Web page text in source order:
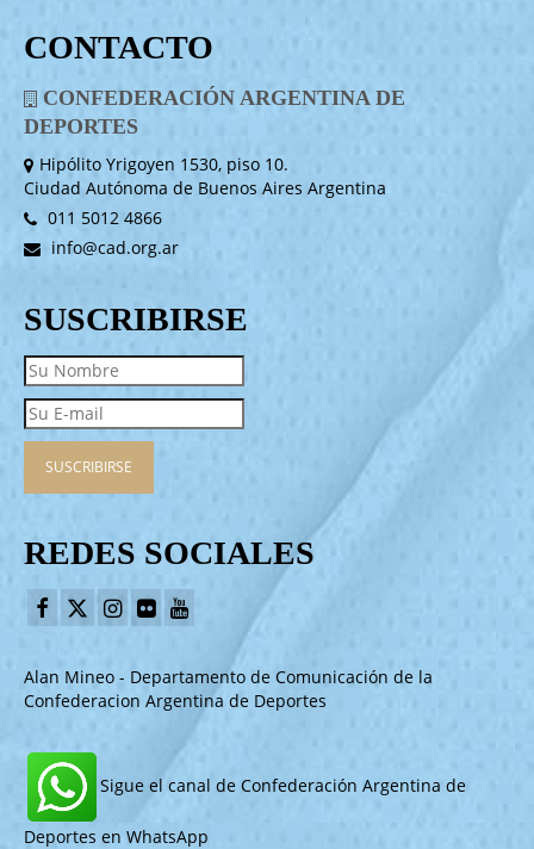
CONTACTO
CONFEDERACIÓN ARGENTINA DE
DEPORTES
Hipólito Yrigoyen 1530, piso 10.
Ciudad Autónoma de Buenos Aires Argentina
011 5012 4866
info@cad.org.ar
SUSCRIBIRSE
REDES SOCIALES
Alan Mineo - Departamento de Comunicación de la
Confederacion Argentina de Deportes
Sigue el canal de Confederación Argentina de
Deportes en WhatsApp